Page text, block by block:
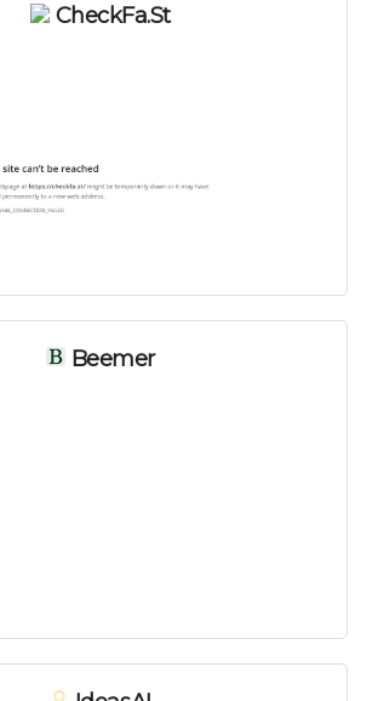
CheckFa.st
Beemer